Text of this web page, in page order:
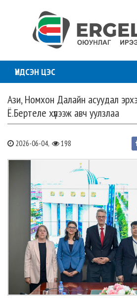
ҮНДСЭН ЦЭС
Ази, Номхон Далайн асуудал
Ё.Бертеле хүлээж авч уулзлаа
2026-06-04, 198